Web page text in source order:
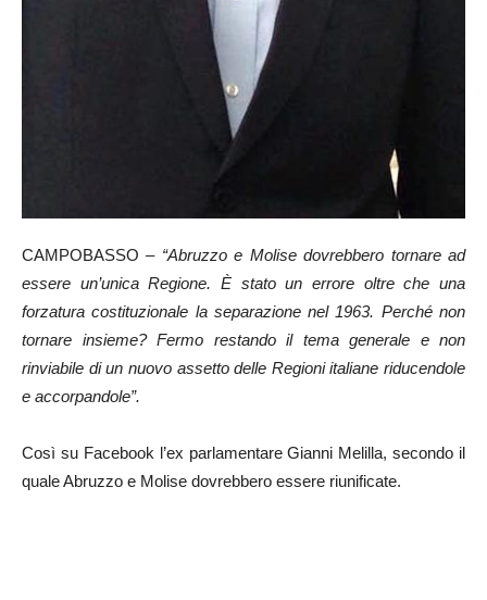
CAMPOBASSO – “Abruzzo e Molise dovrebbero tornare ad
essere un’unica Regione. È stato un errore oltre che una
forzatura costituzionale la separazione nel 1963. Perché non
tornare insieme? Fermo restando il tema generale e non
rinviabile di un nuovo assetto delle Regioni italiane riducendole
e accorpandole”.
Così su Facebook l’ex parlamentare Gianni Melilla, secondo il
quale Abruzzo e Molise dovrebbero essere riunificate.